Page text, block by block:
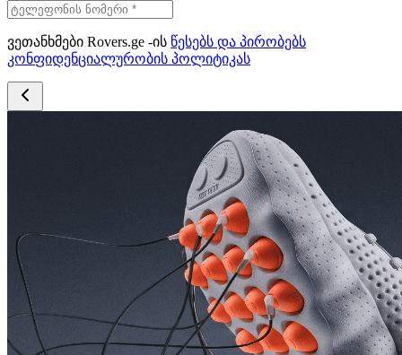
ვეთანხმები Rovers.ge -ის წესებს და პირობებს
კონფიდენციალურობის პოლიტიკას